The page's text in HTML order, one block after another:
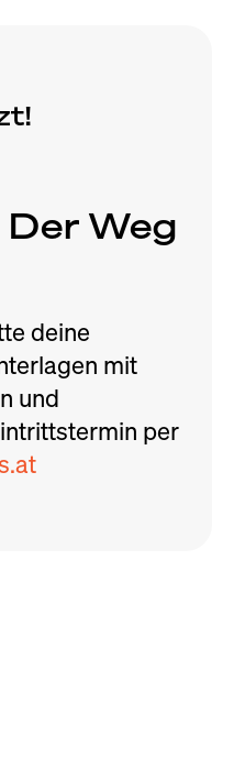
Weg
deine
mit
und
per